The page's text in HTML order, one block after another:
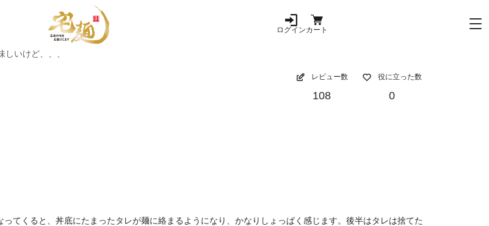
ログインカート
しいけど、、、
レビュー数
108
役に立った数
0
てくると、丼底にたまったタレが麺に絡まるようになり、かなりしょっぱく感じます。後半はタレは捨てた